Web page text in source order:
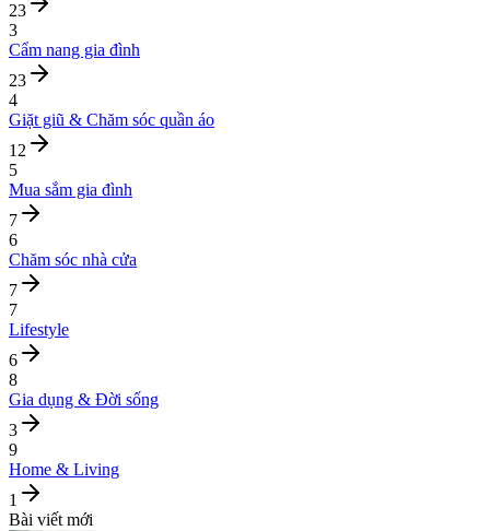
23
3
Cẩm nang gia đình
23
4
Giặt giũ & Chăm sóc quần áo
12
5
Mua sắm gia đình
7
6
Chăm sóc nhà cửa
7
7
Lifestyle
6
8
Gia dụng & Đời sống
3
9
Home & Living
1
Bài viết mới